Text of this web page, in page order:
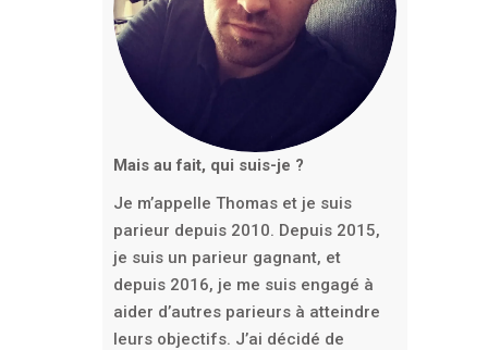
Mais au fait, qui suis-je ?
Je m’appelle Thomas et je suis
parieur depuis 2010. Depuis 2015,
je suis un parieur gagnant, et
depuis 2016, je me suis engagé à
aider d’autres parieurs à atteindre
leurs objectifs. J’ai décidé de